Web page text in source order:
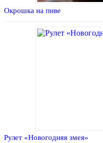
Окрошка на пиве
Рулет «Новогодняя змея»